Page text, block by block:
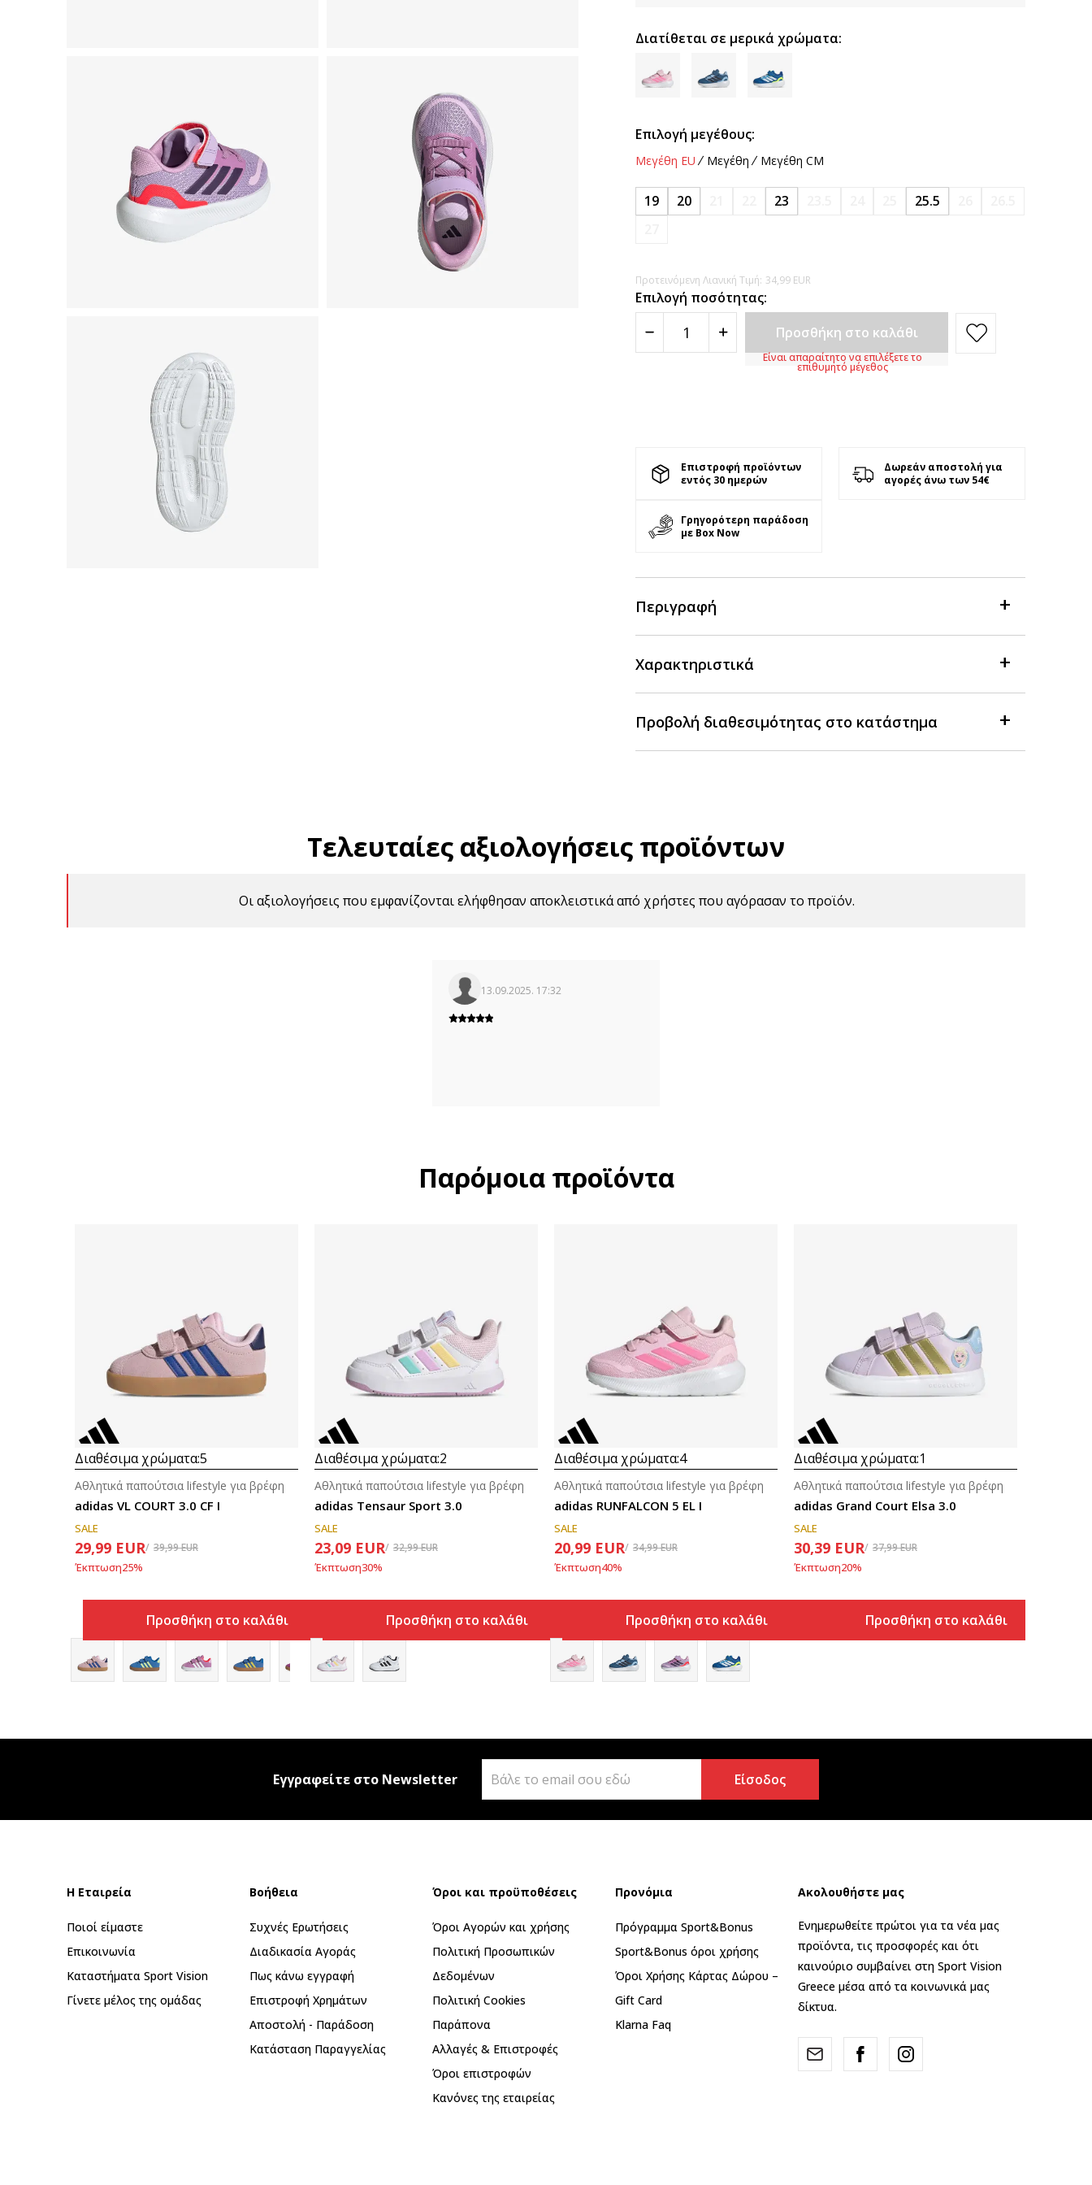
Διατίθεται σε μερικά χρώματα:
Επιλογή μεγέθους:
Μεγέθη EU Μεγέθη Μεγέθη CM
19 20 23 25.5
Προτεινόμενη Λιανική Τιμή: 34,99 EUR
Επιλογή ποσότητας:
Προσθήκη στο καλάθι
Είναι απαραίτητο να επιλέξετε το
επιθυμητό μέγεθος
Επιστροφή προϊόντων
εντός 30 ημερών
Δωρεάν αποστολή για
αγορές άνω των 54€
Γρηγορότερη παράδοση
με Box Now
Περιγραφή
Χαρακτηριστικά
Προβολή διαθεσιμότητας στο κατάστημα
Τελευταίες αξιολογήσεις προϊόντων
Οι αξιολογήσεις που εμφανίζονται ελήφθησαν αποκλειστικά από χρήστες που αγόρασαν το προϊόν.
13.09.2025. 17:32
Παρόμοια προϊόντα
Διαθέσιμα χρώματα:5
adidas VL COURT 3.0 CF I
Αθλητικά παπούτσια lifestyle για βρέφη
SALE
29,99 EUR 39,99EUR
Έκπτωση25%
Προσθήκη στο καλάθι
Διαθέσιμα χρώματα:2
adidas Tensaur Sport 3.0
Αθλητικά παπούτσια lifestyle για βρέφη
SALE
23,09 EUR 32,99EUR
Έκπτωση30%
Προσθήκη στο καλάθι
Διαθέσιμα χρώματα:4
adidas RUNFALCON 5 EL I
Αθλητικά παπούτσια lifestyle για βρέφη
SALE
20,99 EUR 34,99EUR
Έκπτωση40%
Προσθήκη στο καλάθι
Διαθέσιμα χρώματα:1
adidas Grand Court Elsa 3.0
Αθλητικά παπούτσια lifestyle για βρέφη
SALE
30,39 EUR 37,99EUR
Έκπτωση20%
Προσθήκη στο καλάθι
Εγγραφείτε στο Newsletter Είσοδος
Η Εταιρεία
Ποιοί είμαστε
Επικοινωνία
Καταστήματα Sport Vision
Γίνετε μέλος της ομάδας
Βοήθεια
Συχνές Ερωτήσεις
Διαδικασία Αγοράς
Πως κάνω εγγραφή
Επιστροφή Xρημάτων
Αποστολή - Παράδοση
Κατάσταση Παραγγελίας
Όροι και προϋποθέσεις
Όροι Αγορών και χρήσης
Πολιτική Προσωπικών
Δεδομένων
Πολιτική Cookies
Παράπονα
Αλλαγές & Επιστροφές
Όροι επιστροφών
Κανόνες της εταιρείας
Προνόμια
Πρόγραμμα Sport&Bonus
Sport&Bonus όροι χρήσης
Όροι Χρήσης Κάρτας Δώρου –
Gift Card
Klarna Faq
Ακολουθήστε μας
Ενημερωθείτε πρώτοι για τα νέα μας
προϊόντα, τις προσφορές και ότι
καινούριο συμβαίνει στη Sport Vision
Greece μέσα από τα κοινωνικά μας
δίκτυα.